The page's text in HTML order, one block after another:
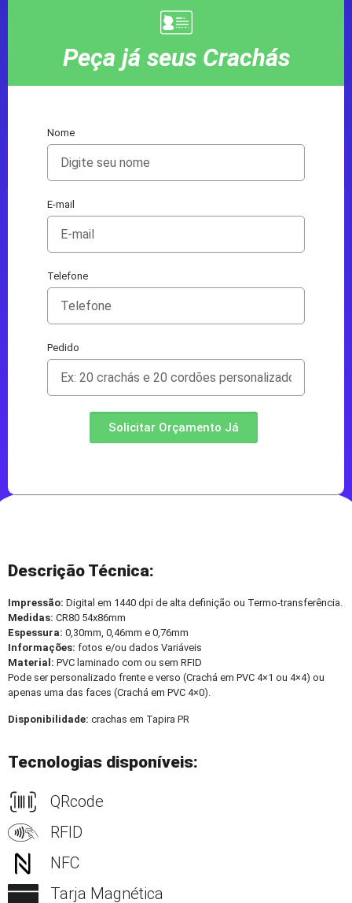
Peça já seus Crachás
Nome
E-mail
Telefone
Pedido
Solicitar Orçamento Já
Descrição Técnica:
Impressão: Digital em 1440 dpi de alta definição ou Termo-transferência.
Medidas: CR80 54x86mm
Espessura: 0,30mm, 0,46mm e 0,76mm
Informações: fotos e/ou dados Variáveis
Material: PVC laminado com ou sem RFID
Pode ser personalizado frente e verso (Crachá em PVC 4×1 ou 4×4) ou
apenas uma das faces (Crachá em PVC 4×0).
Disponibilidade: crachas em Tapira PR
Tecnologias disponíveis:
QRcode
RFID
NFC
Tarja Magnética